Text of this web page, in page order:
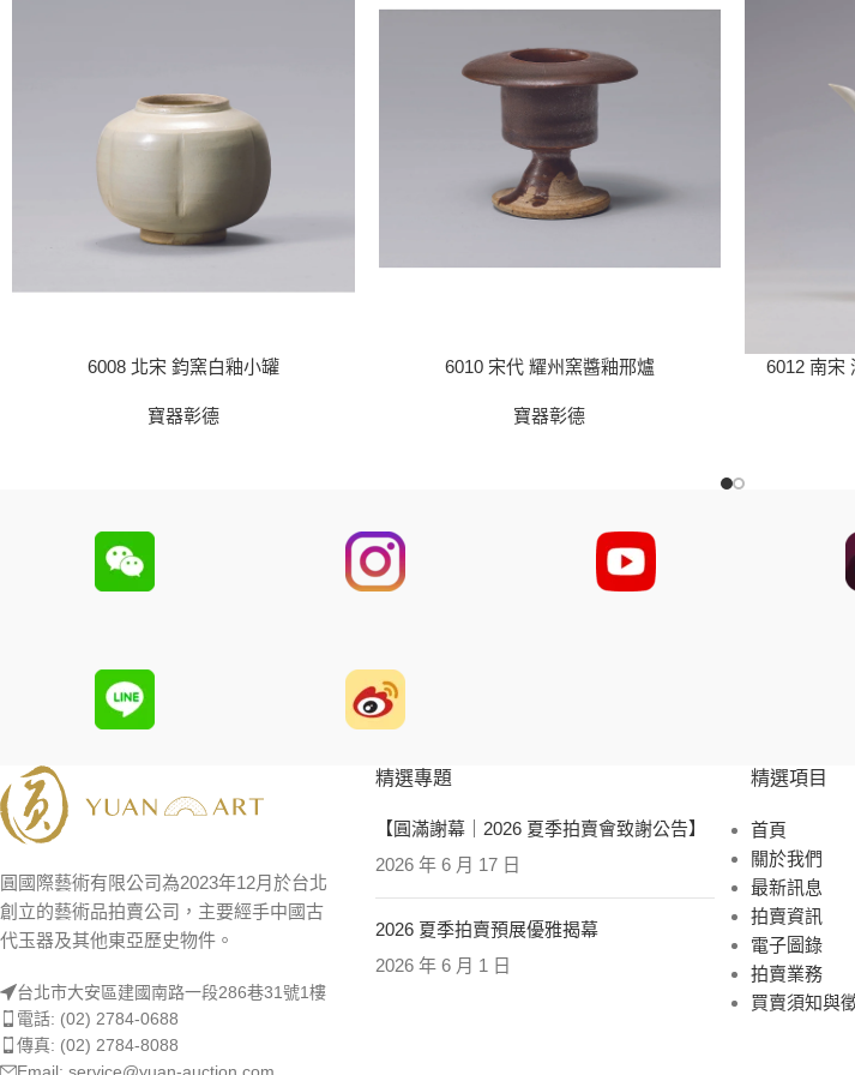
6008 北宋 鈞窯白釉小罐
寶器彰德
6010 宋代 耀州窯醬釉邢爐
寶器彰德
6012 南宋
圓國際藝術有限公司為2023年12月於台北
創立的藝術品拍賣公司，主要經手中國古
代玉器及其他東亞歷史物件。
台北市大安區建國南路一段286巷31號1樓
電話: (02) 2784-0688
傳真: (02) 2784-8088
精選專題
【圓滿謝幕｜2026 夏季拍賣會致謝公告】
2026 年 6 月 17 日
2026 夏季拍賣預展優雅揭幕
2026 年 6 月 1 日
精選項目
首頁
關於我們
最新訊息
拍賣資訊
電子圖錄
拍賣業務
買賣須知與